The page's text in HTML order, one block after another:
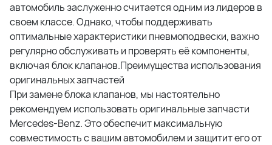
автомобиль заслуженно считается одним из лидеров в
своем классе. Однако, чтобы поддерживать
оптимальные характеристики пневмоподвески, важно
регулярно обслуживать и проверять её компоненты,
включая блок клапанов.Преимущества использования
оригинальных запчастей
При замене блока клапанов, мы настоятельно
рекомендуем использовать оригинальные запчасти
Mercedes-Benz. Это обеспечит максимальную
совместимость с вашим автомобилем и защитит его от